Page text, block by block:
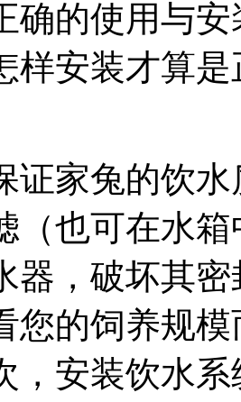
确的使用与
样安装才算
证家兔的饮
（也可在水
器，破坏其
您的饲养规
，安装饮水